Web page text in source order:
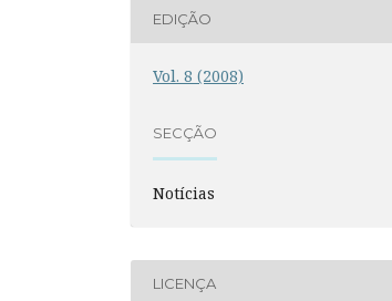
EDIÇÃO
Vol. 8 (2008)
SECÇÃO
Notícias
LICENÇA